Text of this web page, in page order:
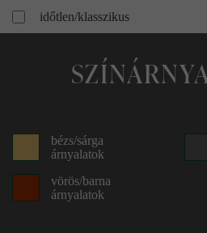
időtlen/klasszikus
modern
bézs/sárga
árnyalatok
vörös/barna
árnyalatok